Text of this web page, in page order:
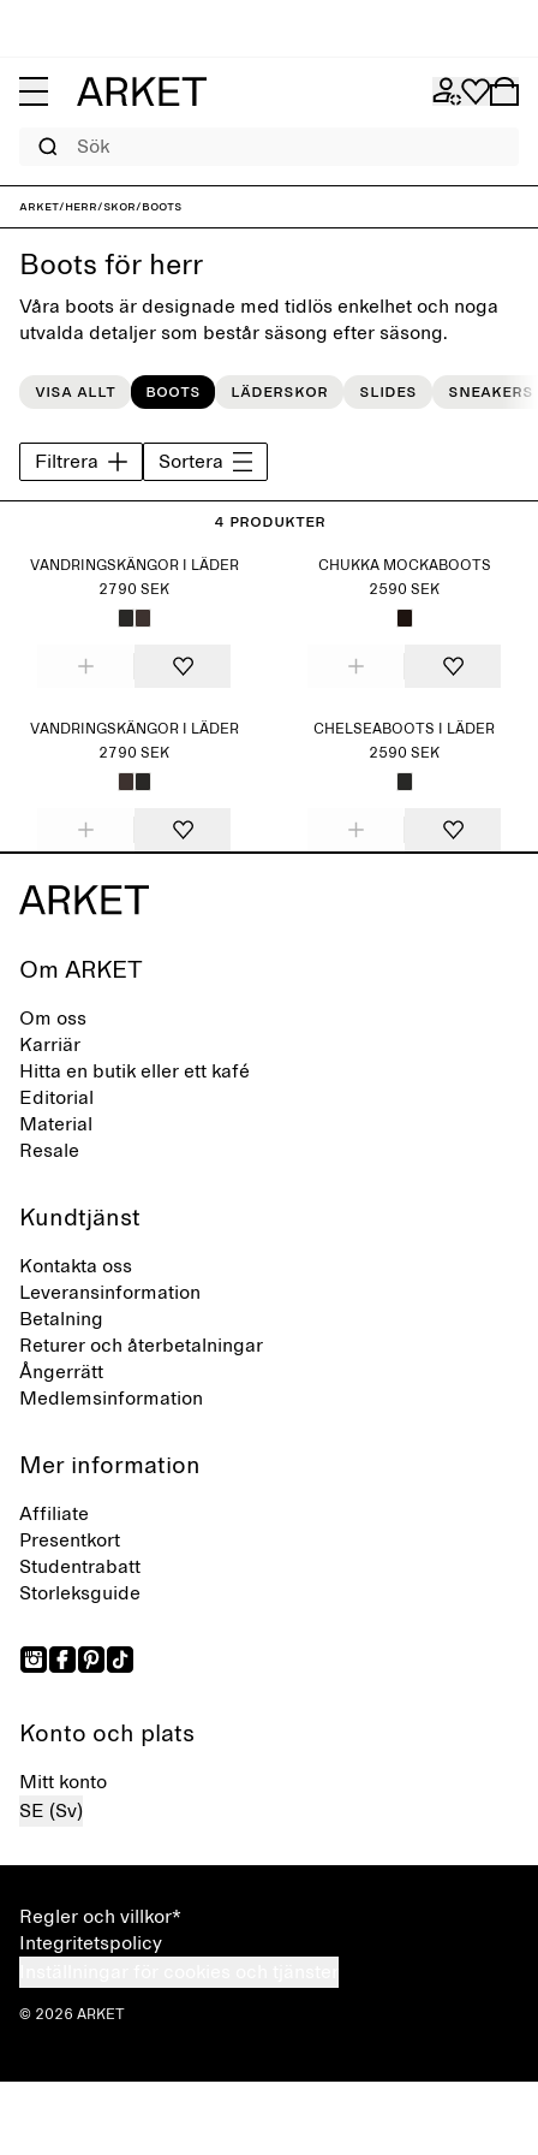
ARKET/Herr/Skor/Boots
Boots för herr
Våra boots är designade med tidlös enkelhet och noga
utvalda detaljer som består säsong efter säsong.
Visa allt Boots Läderskor Slides Sneakers
Filtrera Sortera
4 Produkter
VANDRINGSKÄNGOR I LÄDER
2790 SEK
CHUKKA MOCKABOOTS
2590 SEK
VANDRINGSKÄNGOR I LÄDER
2790 SEK
CHELSEABOOTS I LÄDER
2590 SEK
Om ARKET
Om oss
Karriär
Hitta en butik eller ett kafé
Editorial
Material
Resale
Kundtjänst
Kontakta oss
Leveransinformation
Betalning
Returer och återbetalningar
Ångerrätt
Medlemsinformation
Mer information
Affiliate
Presentkort
Studentrabatt
Storleksguide
Konto och plats
Mitt konto
SE (Sv)
Regler och villkor*
Integritetspolicy
© 2026 ARKET